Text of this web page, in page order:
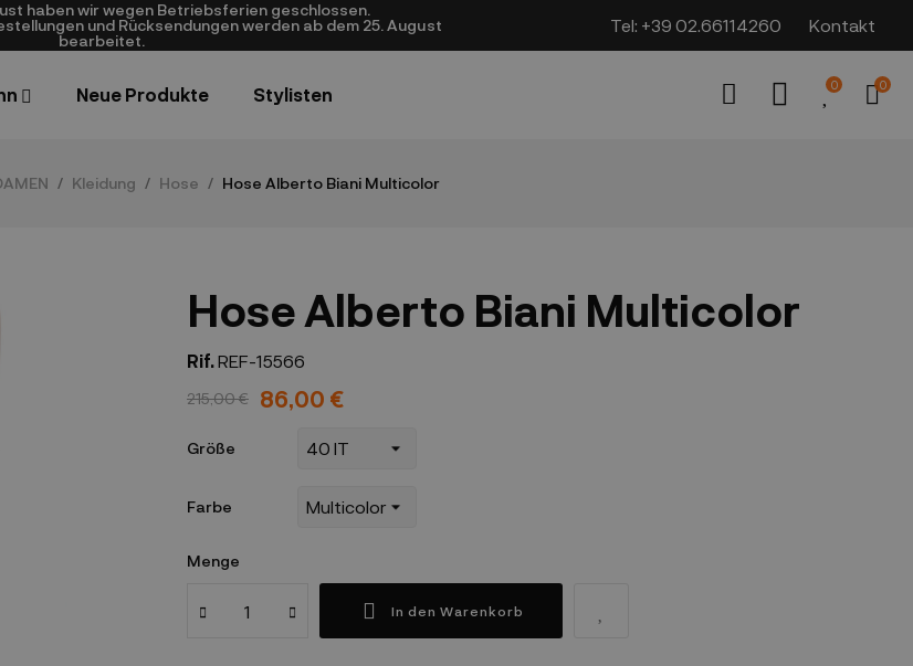
haben wir wegen Betriebsferien geschlossen.
und Rücksendungen werden ab dem 25. August
bearbeitet.
Tel: +39 02.66114260 Kontakt
Neue Produkte Stylisten 0 0
Kleidung Hose Hose Alberto Biani Multicolor
Hose Alberto Biani Multicolor
Rif.REF-15566
215,00 € 86,00 €
Größe
Farbe
Menge
In den Warenkorb